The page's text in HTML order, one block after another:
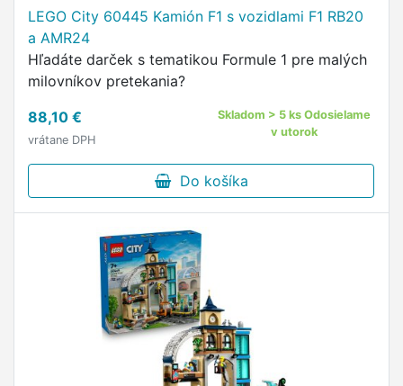
LEGO City 60445 Kamión F1 s vozidlami F1 RB20
a AMR24
Hľadáte darček s tematikou Formule 1 pre malých
milovníkov pretekania?
88,10 €
vrátane DPH
Skladom > 5 ks Odosielame
v utorok
Do košíka